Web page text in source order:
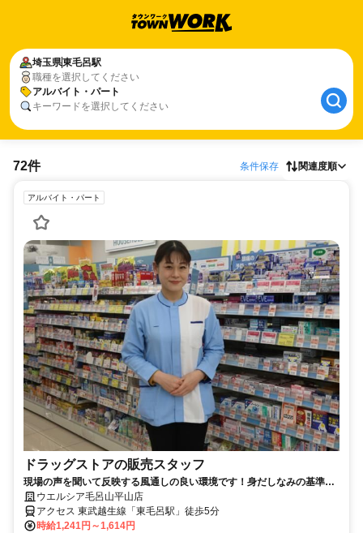
埼玉県東毛呂駅
職種を選択してください
アルバイト・パート
キーワードを選択してください
72件 条件保存 関連度順
アルバイト・パート
ドラッグストアの販売スタッフ
現場の声を聞いて反映する風通しの良い環境です！身だしなみの基準を
大幅に緩和しました！
ウエルシア毛呂山平山店
アクセス 東武越生線「東毛呂駅」徒歩5分
時給1,241円～1,614円